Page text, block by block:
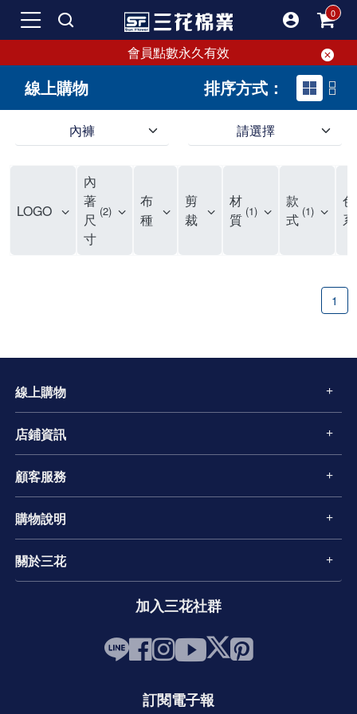
會員點數永久有效
線上購物 排序方式：
內褲 請選擇
LOGO
內
著
尺
寸
2
布
種
剪
裁
材
質 1
款
式 1
色
系
1
線上購物
店鋪資訊
顧客服務
購物說明
關於三花
加入三花社群
訂閱電子報